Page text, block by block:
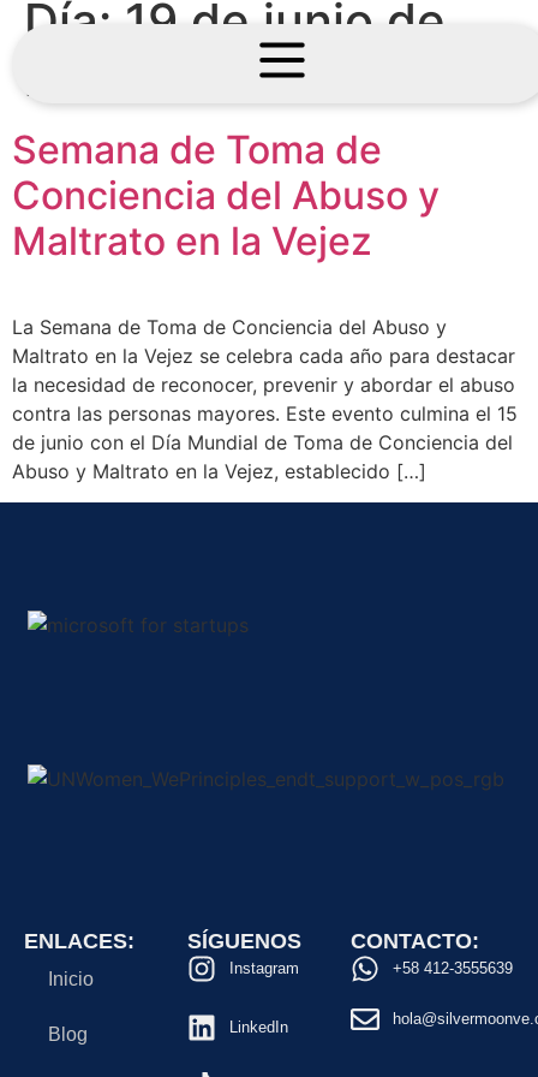
Día: 19 de junio de
2024
Semana de Toma de
Conciencia del Abuso y
Maltrato en la Vejez
La Semana de Toma de Conciencia del Abuso y
Maltrato en la Vejez se celebra cada año para destacar
la necesidad de reconocer, prevenir y abordar el abuso
contra las personas mayores. Este evento culmina el 15
de junio con el Día Mundial de Toma de Conciencia del
Abuso y Maltrato en la Vejez, establecido […]
ENLACES:
Inicio
Blog
SÍGUENOS
Instagram
LinkedIn
CONTACTO:
+58 412-3555639